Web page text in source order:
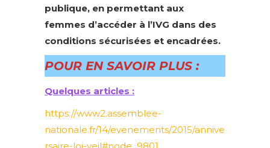
publique, en permettant aux
femmes d’accéder à l’IVG dans des
conditions sécurisées et encadrées.
POUR EN SAVOIR PLUS :
Quelques articles :
https://www2.assemblee-
nationale.fr/14/evenements/2015/annive